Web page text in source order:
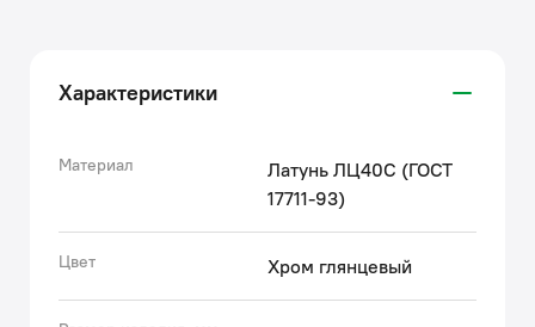
(Ø232 мм), трехрежимную ручную лейку (Ø102 мм)
или излив.
позволяет принимать душ с комфортом даже самым
держателем, шланг для душа (1,5 м).
• Смеситель прослужит долго благодаря надежному
корпусу из прочной латуни, стойкому к коррозии,
Характеристики
Материал
Латунь ЛЦ40C (ГОСТ
17711-93)
Цвет Хром глянцевый